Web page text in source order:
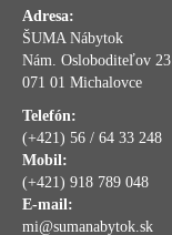
Adresa:
ŠUMA Nábytok
Nám. Osloboditeľov 23
071 01 Michalovce
Telefón:
(+421) 56 / 64 33 248
Mobil:
(+421) 918 789 048
E-mail:
mi@sumanabytok.sk